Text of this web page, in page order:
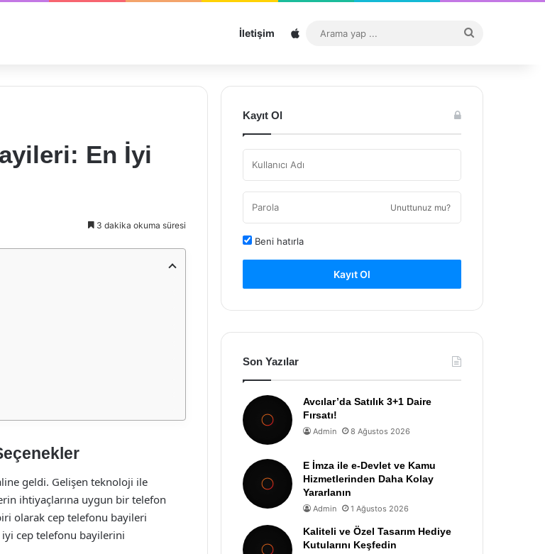
İletişim Sitemap
...
En İyi
3 dakika okuma süresi
geldi. Gelişen teknoloji ile
ihtiyaçlarına uygun bir telefon
olarak cep telefonu bayileri
iyi cep telefonu bayilerini
Kayıt Ol
Unuttunuz mu?
Beni hatırla
Kayıt Ol
Son Yazılar
Avcılar’da Satılık 3+1 Daire
Fırsatı!
Admin 8 Ağustos 2026
E İmza ile e-Devlet ve Kamu
Hizmetlerinden Daha Kolay
Yararlanın
Admin 1 Ağustos 2026
Kaliteli ve Özel Tasarım Hediye
Kutularını Keşfedin